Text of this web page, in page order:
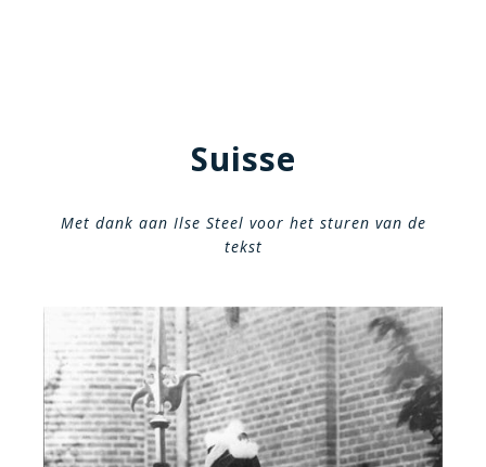
Suisse
Met dank aan Ilse Steel voor het sturen van de
tekst